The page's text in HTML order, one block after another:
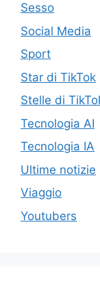
Sesso
Social Media
Sport
Star di TikTok
Stelle di
Tecnologia AI
Tecnologia IA
Ultime notizie
Viaggio
Youtubers